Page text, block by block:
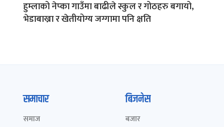
हुम्लाको नेप्का गाउँमा बाढीले स्कुल र गोठहरु बगायो,
भेडाबाख्रा र खेतीयोग्य जग्गामा पनि क्षति
समाचार
समाज
बिजनेस
बजार